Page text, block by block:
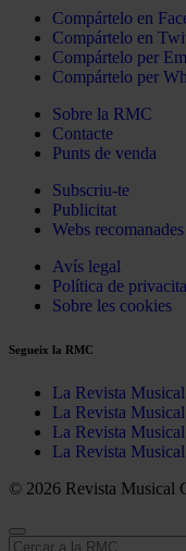
Compártelo en
Compártelo en
Compártelo per
Compártelo per
Sobre la RMC
Contacte
Punts de venda
Subscriu-te
Publicitat
Webs recomanades
Avís legal
Política de
Sobre les cookies
Segueix la RMC
La Revista
La Revista
La Revista
La Revista
© 2026 Revista Musical